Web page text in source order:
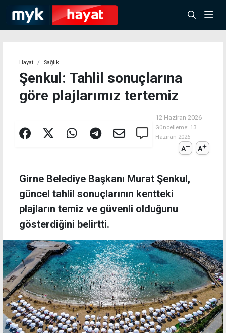
Hayat Sağlık
Şenkul: Tahlil sonuçlarına
göre plajlarımız tertemiz
12 Haziran 2026
Güncelleme: 13
Haziran 2026
A A
Girne Belediye Başkanı Murat Şenkul,
güncel tahlil sonuçlarının kentteki
plajların temiz ve güvenli olduğunu
gösterdiğini belirtti.